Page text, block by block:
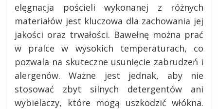
elęgnacja pościeli wykonanej z różnych
materiałów jest kluczowa dla zachowania jej
jakości oraz trwałości. Bawełnę można prać
w pralce w wysokich temperaturach, co
pozwala na skuteczne usunięcie zabrudzeń i
alergenów. Ważne jest jednak, aby nie
stosować zbyt silnych detergentów ani
wybielaczy, które mogą uszkodzić włókna.